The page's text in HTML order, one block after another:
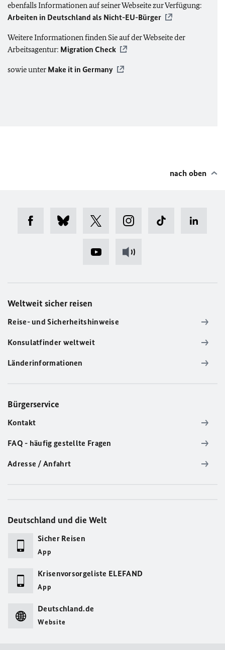
ebenfalls Informationen auf seiner Webseite zur Verfügung:
Arbeiten in Deutschland als Nicht-EU-Bürger
Weitere Informationen finden Sie auf der Webseite der
Arbeitsagentur: Migration Check
sowie unter Make it in Germany
nach oben
Weltweit sicher reisen
Reise- und Sicherheitshinweise
Konsulatfinder weltweit
Länderinformationen
Bürgerservice
Kontakt
FAQ - häufig gestellte Fragen
Adresse / Anfahrt
Deutschland und die Welt
Sicher Reisen
App
Krisenvorsorgeliste ELEFAND
App
Deutschland.de
Website